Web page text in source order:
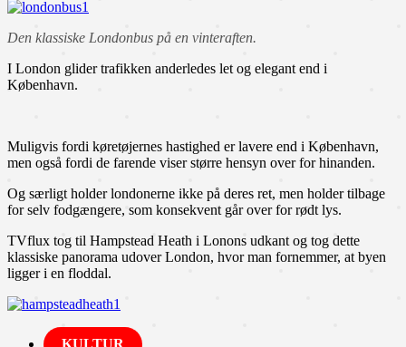
Den klassiske Londonbus på en vinteraften.
I London glider trafikken anderledes let og elegant end i
København.
Muligvis fordi køretøjernes hastighed er lavere end i København,
men også fordi de farende viser større hensyn over for hinanden.
Og særligt holder londonerne ikke på deres ret, men holder tilbage
for selv fodgængere, som konsekvent går over for rødt lys.
TVflux tog til Hampstead Heath i Lonons udkant og tog dette
klassiske panorama udover London, hvor man fornemmer, at byen
ligger i en floddal.
KULTUR